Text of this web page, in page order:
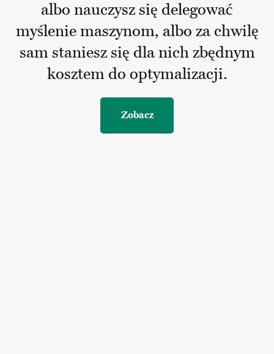
albo nauczysz się delegować
myślenie maszynom, albo za chwilę
sam staniesz się dla nich zbędnym
kosztem do optymalizacji.
Zobacz